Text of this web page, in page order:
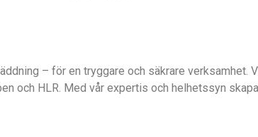
– för en tryggare och säkrare
och HLR. Med vår expertis och helhetssyn